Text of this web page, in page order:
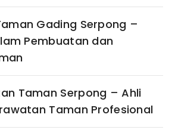
Gading Serpong –
Pembuatan dan
Taman Serpong – Ahli
Taman Profesional